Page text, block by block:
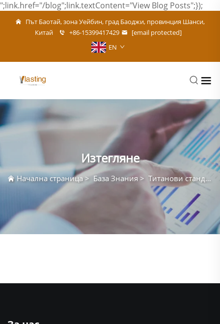
";link.href="/blog";link.textContent="View Blog Posts";});
Път Баотай, зона Уейбин, град Баоджи, провинция Шанси,
Китай
+86-15399417429
[email protected]
EN
Изтегляне
Начална страница>База Знания > Титанови стандарти